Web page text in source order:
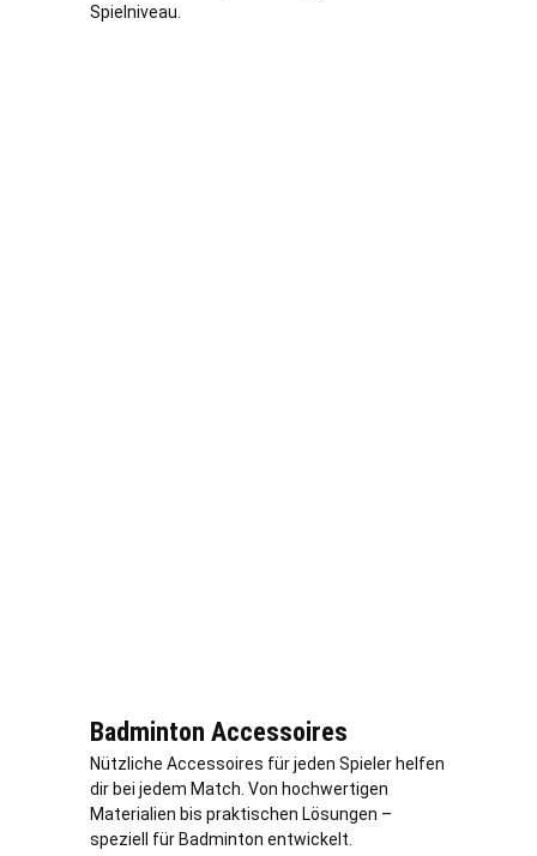
Spielniveau.
Badminton Accessoires
Nützliche Accessoires für jeden Spieler helfen
dir bei jedem Match. Von hochwertigen
Materialien bis praktischen Lösungen –
speziell für Badminton entwickelt.